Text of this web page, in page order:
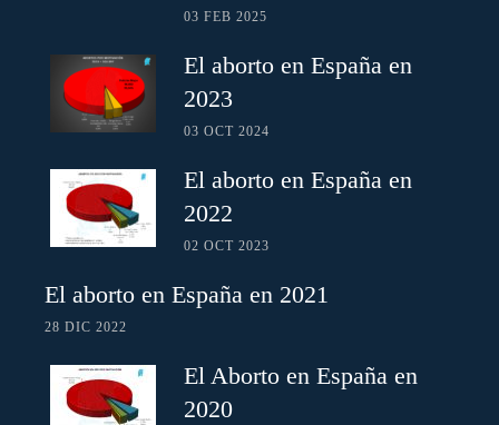
03 FEB 2025
El aborto en España en
2023
03 OCT 2024
El aborto en España en
2022
02 OCT 2023
El aborto en España en 2021
28 DIC 2022
El Aborto en España en
2020